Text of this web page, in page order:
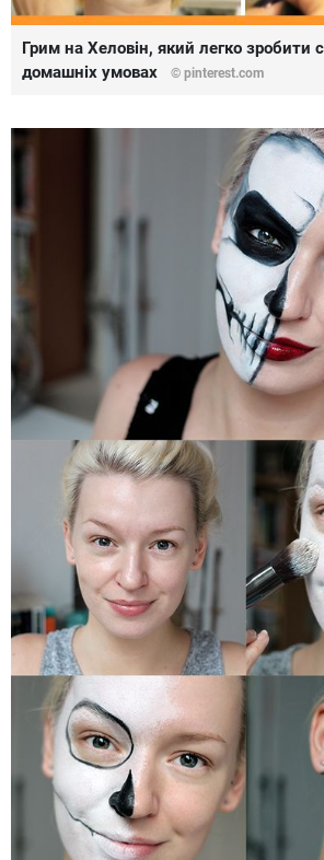
Грим на Хеловін, який легко зробити
домашніх умовах
© pinterest.com